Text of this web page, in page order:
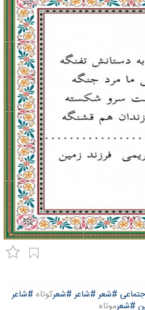
#شعر #شاعر #شعرکوتاه #شاعر
#شعرموتاه